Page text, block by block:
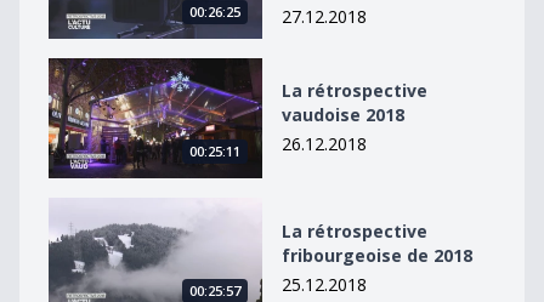
00:26:25
27.12.2018
La rétrospective vaudoise 2018
00:25:11
La rétrospective
vaudoise 2018
26.12.2018
00:25:57
La rétrospective
fribourgeoise de 2018
25.12.2018